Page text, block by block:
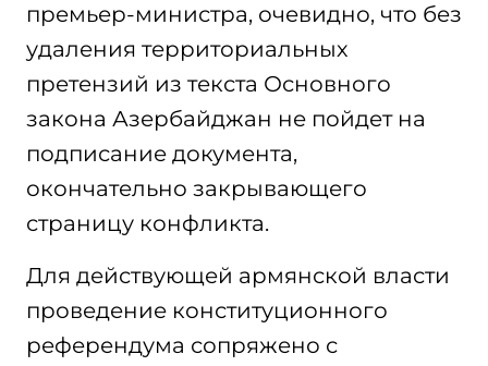
премьер-министра, очевидно, что без
удаления территориальных
претензий из текста Основного
закона Азербайджан не пойдет на
подписание документа,
окончательно закрывающего
страницу конфликта.
Для действующей армянской власти
проведение конституционного
референдума сопряжено с